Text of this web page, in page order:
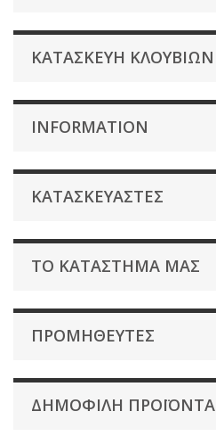
ΚΑΤΑΣΚΕΥΗ ΚΛΟΥΒΙΩΝ
INFORMATION
ΚΑΤΑΣΚΕΥΑΣΤΈΣ
ΤΟ ΚΑΤΆΣΤΗΜΑ ΜΑΣ
ΠΡΟΜΗΘΕΥΤΈΣ
ΔΗΜΟΦΙΛΉ ΠΡΟΪΌΝΤΑ